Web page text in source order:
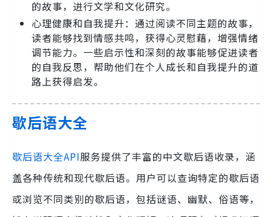
的故事，进行文学和文化研究。
心理健康和自我提升：通过阅读不同主题的故事，
读者能够找到情感共鸣，获得心灵慰藉，增强情绪
调节能力。一些启示性和深刻的故事能够促进读者
的自我反思，帮助他们在个人成长和自我提升的道
路上获得启发。
歇后语大全
歇后语大全API服务提供了丰富的中文歇后语收录，涵
盖各种传统和现代歇后语。用户可以查询特定的歇后语
或浏览不同类别的歇后语，包括谜语、幽默、俗语等，